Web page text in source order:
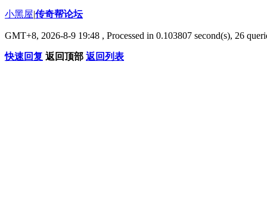
小黑屋|传奇帮论坛
GMT+8, 2026-8-9 19:48 , Processed in 0.103807 second(s), 26
快速回复 返回顶部 返回列表